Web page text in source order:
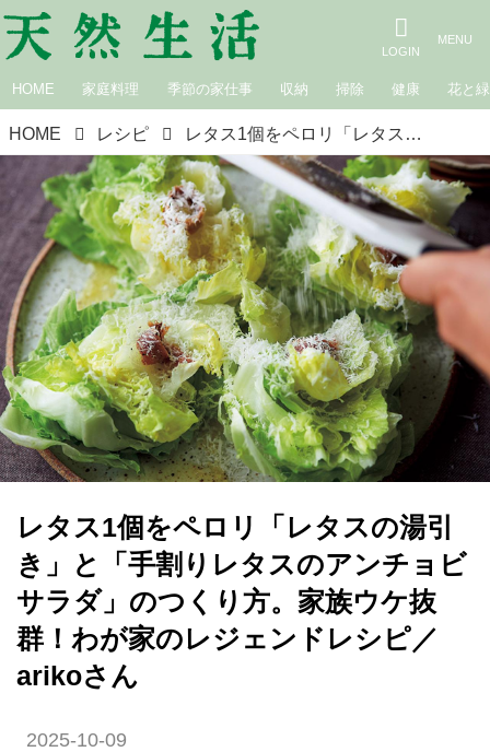
HOME 家庭料理 季節の家仕事 収納 掃除 健康 花と緑
HOME レシピ レタス1個をペロリ「レタスの湯引き」と「手割りレタスのアンチョビサラダ」のつくり方。家族ウケ抜群！わが家のレジェンドレシピ／arikoさん
レタス1個をペロリ「レタスの湯引
き」と「手割りレタスのアンチョビ
サラダ」のつくり方。家族ウケ抜
群！わが家のレジェンドレシピ／
arikoさん
2025-10-09